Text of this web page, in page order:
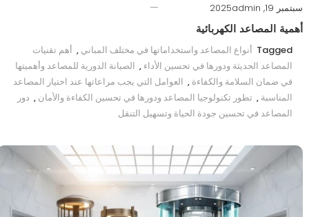
سبتمبر 19, 2025 admin
أهمية المصاعد الكهربائية
Tagged أنواع المصاعد واستخداماتها في مختلف المباني , أهم تقنيات
المصاعد الحديثة ودورها في تحسين الأداء , الصيانة الدورية للمصاعد وأهميتها
في ضمان السلامة والكفاءة , العوامل التي يجب مراعاتها عند اختيار المصاعد
المناسبة , تطور تكنولوجيا المصاعد ودورها في تحسين الكفاءة والأمان , دور
المصاعد في تحسين جودة الحياة وتسهيل التنقل